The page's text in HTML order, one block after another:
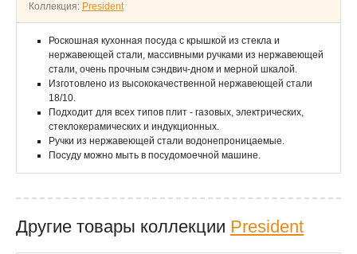
Коллекция: President
Роскошная кухонная посуда с крышкой из стекла и
нержавеющей стали, массивными ручками из нержавеющей
стали, очень прочным сэндвич-дном и мерной шкалой.
Изготовлено из высококачественной нержавеющей стали
18/10.
Подходит для всех типов плит - газовых, электрических,
стеклокерамических и индукционных.
Ручки из нержавеющей стали водонепроницаемые.
Посуду можно мыть в посудомоечной машине.
Другие товары коллекции President